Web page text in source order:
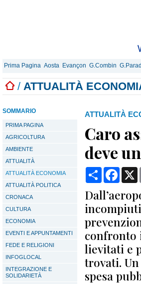
Prima Pagina Aosta Evançon G.Combin
/ ATTUALITÀ
SOMMARIO
PRIMA PAGINA
AGRICOLTURA
AMBIENTE
ATTUALITÀ
ATTUALITÀ ECONOMIA
ATTUALITÀ POLITICA
CRONACA
CULTURA
ECONOMIA
EVENTI E APPUNTAMENTI
FEDE E RELIGIONI
INFOGLOCAL
INTEGRAZIONE E
SOLIDARIETÀ
ATTUALITÀ
Caro
deve
Condividi
confronto
lievitati e
trovati.
spesa